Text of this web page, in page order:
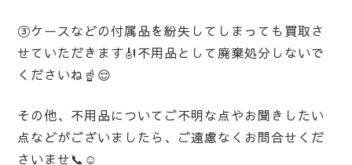
③ケースなどの付属品を紛失してしまっても買取さ
せていただきます🎻不用品として廃棄処分しないで
くださいね☝️😌
その他、不用品についてご不明な点やお聞きしたい
点などがございましたら、ご遠慮なくお問合せくだ
さいませ📞☺️